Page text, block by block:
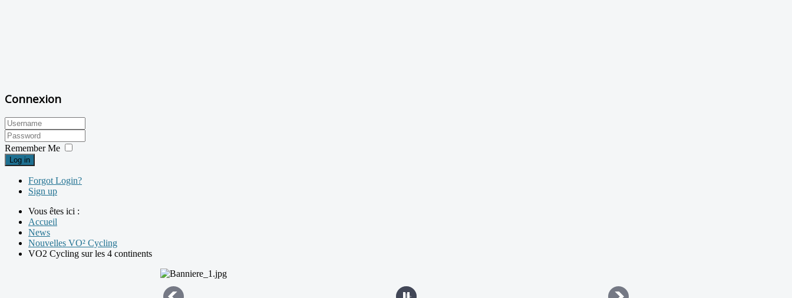
Connexion
Remember Me
Log in
Forgot Login?
Sign up
Vous êtes ici :
Accueil
News
Nouvelles VO² Cycling
VO2 Cycling sur les 4 continents